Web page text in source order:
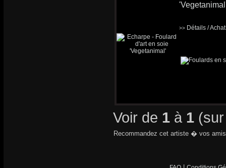
>> Détails /
Voir de 1 à 1
Recommandez cet artiste � vos